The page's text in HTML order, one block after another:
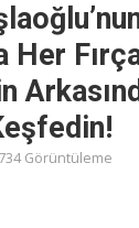
Her
734 Görüntüleme